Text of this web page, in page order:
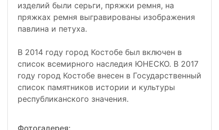
изделий были серьги, пряжки ремня, на
пряжках ремня выгравированы изображения
павлина и петуха.
В 2014 году город Костобе был включен в
список всемирного наследия ЮНЕСКО. В 2017
году город Костобе внесен в Государственный
список памятников истории и культуры
республиканского значения.